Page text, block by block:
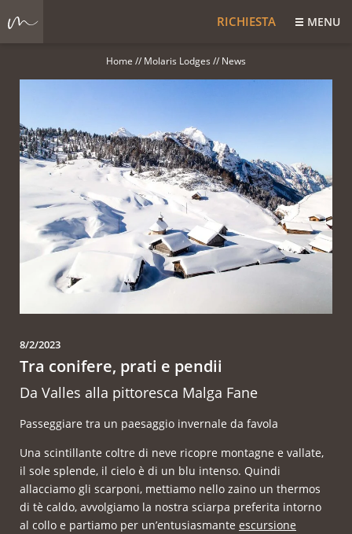
RICHIESTA MENU
Home // Molaris Lodges // News
8/2/2023
Tra conifere, prati e pendii
Da Valles alla pittoresca Malga Fane
Passeggiare tra un paesaggio invernale da favola
Una scintillante coltre di neve ricopre montagne e vallate,
il sole splende, il cielo è di un blu intenso. Quindi
allacciamo gli scarponi, mettiamo nello zaino un thermos
di tè caldo, avvolgiamo la nostra sciarpa preferita intorno
al collo e partiamo per un’entusiasmante escursione